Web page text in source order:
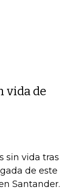
vida de
sin vida tras
de este
Santander.